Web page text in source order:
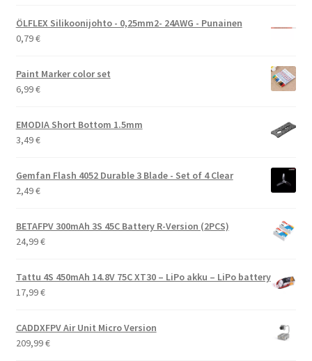
ÖLFLEX Silikoonijohto - 0,25mm2- 24AWG - Punainen
0,79€
Paint Marker color set
6,99€
EMODIA Short Bottom 1.5mm
3,49€
Gemfan Flash 4052 Durable 3 Blade - Set of 4 Clear
2,49€
BETAFPV 300mAh 3S 45C Battery R-Version (2PCS)
24,99€
Tattu 4S 450mAh 14.8V 75C XT30 – LiPo akku – LiPo battery
17,99€
CADDXFPV Air Unit Micro Version
209,99€